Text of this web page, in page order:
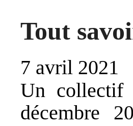
Tout
7 avril 2021
Un collectif
décembre